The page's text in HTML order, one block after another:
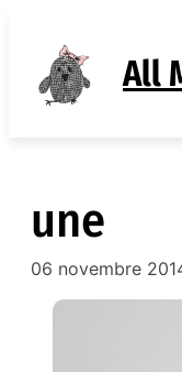
contenu
All
une
06 novembre